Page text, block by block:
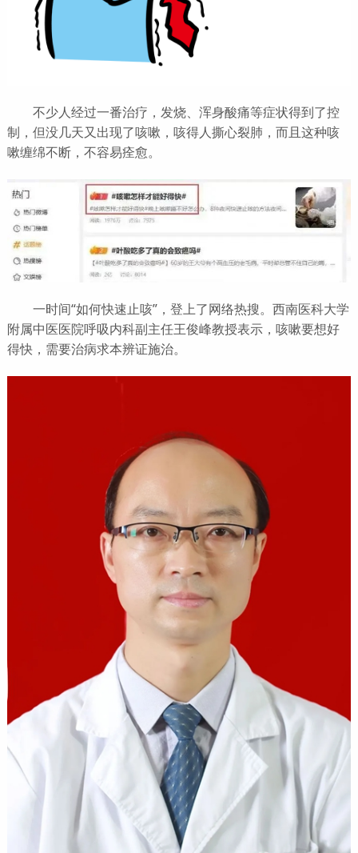
不少人经过一番治疗，发烧、浑身酸痛等症状得到了控
制，但没几天又出现了咳嗽，咳得人撕心裂肺，而且这种咳
嗽缠绵不断，不容易痊愈。
一时间“如何快速止咳”，登上了网络热搜。西南医科大学
附属中医医院呼吸内科副主任王俊峰教授表示，咳嗽要想好
得快，需要治病求本辨证施治。